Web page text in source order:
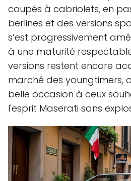
coupés à cabriolets, en
berlines et des versions
s’est progressivement
à une maturité
versions restent encore
marché des youngtimers,
belle occasion à ceux
l'esprit Maserati sans